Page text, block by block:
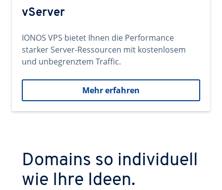
vServer
IONOS VPS bietet Ihnen die Performance
starker Server-Ressourcen mit kostenlosem
und unbegrenztem Traffic.
Mehr erfahren
Domains so individuell
wie Ihre Ideen.